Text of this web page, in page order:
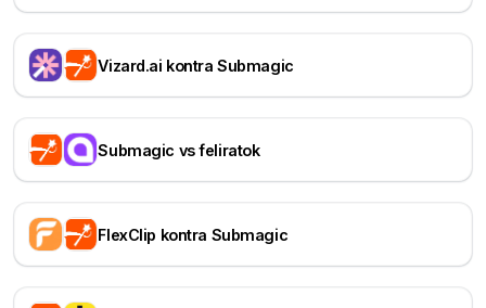
Vizard.ai kontra Submagic
Submagic vs feliratok
FlexClip kontra Submagic